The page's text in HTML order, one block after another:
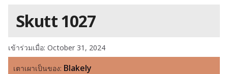
Skutt 1027
เข้าร่วมเมื่อ: October 31, 2024
เตาเผาเป็นของ: Blakely